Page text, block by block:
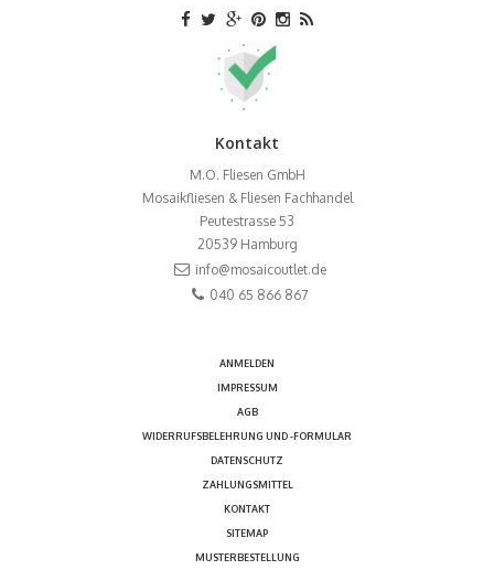
Kontakt
M.O. Fliesen GmbH
Mosaikfliesen & Fliesen Fachhandel
Peutestrasse 53
20539 Hamburg
info@mosaicoutlet.de
040 65 866 867
ANMELDEN
IMPRESSUM
AGB
WIDERRUFSBELEHRUNG UND -FORMULAR
DATENSCHUTZ
ZAHLUNGSMITTEL
KONTAKT
SITEMAP
MUSTERBESTELLUNG